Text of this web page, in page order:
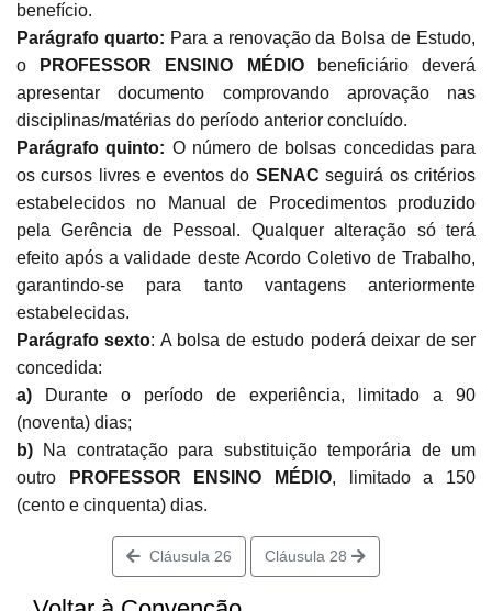
benefício.
Parágrafo quarto: Para a renovação da Bolsa de Estudo,
o
PROFESSOR ENSINO MÉDIO
beneficiário deverá
apresentar documento comprovando aprovação nas
disciplinas/matérias do período anterior concluído.
Parágrafo quinto: O número de bolsas concedidas para
os cursos livres e eventos do SENACseguirá os critérios
estabelecidos no Manual de Procedimentos produzido
pela Gerência de Pessoal. Qualquer alteração só terá
efeito após a validade deste Acordo Coletivo de Trabalho,
garantindo-se para tanto vantagens anteriormente
estabelecidas.
Parágrafo sexto: A bolsa de estudo poderá deixar de ser
concedida:
a) Durante o período de experiência, limitado a 90
(noventa) dias;
b) Na contratação para substituição temporária de um
outro
PROFESSOR ENSINO MÉDIO, limitado a 150
(cento e cinquenta) dias.
Cláusula 26 Cláusula 28